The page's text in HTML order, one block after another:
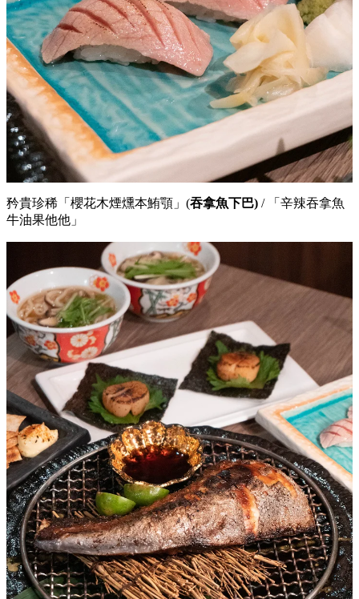
矜貴珍稀「櫻花木煙燻本鮪顎」(吞拿魚下巴) / 「辛辣吞拿魚
牛油果他他」